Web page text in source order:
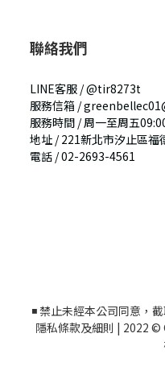
聯絡我們
LINE客服 / @tir8273t
服務信箱 /
服務時間 / 周一至周五
地址 /221新北市汐止區福
電話 /02-2693-4561
◾ 禁止未經本公司同意 ，
隱私條款及細則 | 2022 ©